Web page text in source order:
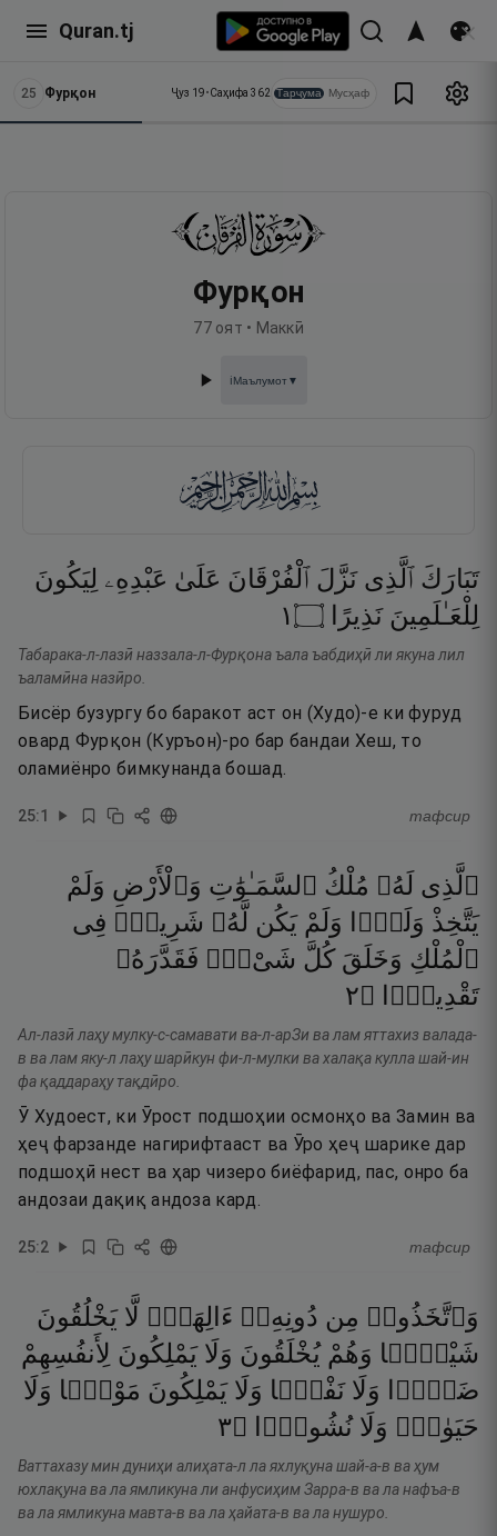
Quran.tj
25 Фурқон Ҷуз 19•Саҳифа 362 Тарҷума Мусҳаф
Фурқон
77оят • Маккӣ
ℹ️Маълумот▼
تَبَارَكَ ٱلَّذِى نَزَّلَ ٱلْفُرْقَانَ عَلَىٰ عَبْدِهِۦ لِيَكُونَ
لِلْعَـٰلَمِينَ نَذِيرًا ۝١
Табарака-л-лазӣ наззала-л-Фурқона ъала ъабдиҳӣ ли якуна лил
ъаламӣна назӣро.
Бисёр бузургу бо баракот аст он (Худо)-е ки фуруд
овард Фурқон (Куръон)-ро бар бандаи Хеш, то
оламиёнро бимкунанда бошад.
25:1 тафсир
ٱلَّذِى لَهُۥ مُلْكُ ٱلسَّمَـٰوَٰتِ وَٱلْأَرْضِ وَلَمْ
يَتَّخِذْ وَلَدًۭا وَلَمْ يَكُن لَّهُۥ شَرِيكٌۭ فِى
ٱلْمُلْكِ وَخَلَقَ كُلَّ شَىْءٍۢ فَقَدَّرَهُۥ
تَقْدِيرًۭا
۝٢
Ал-лазӣ лаҳу мулку-с-самавати ва-л-арЗи ва лам яттахиз валада-
в ва лам яку-л лаҳу шарӣкун фи-л-мулки ва халақа кулла шай-ин
фа қаддараҳу тақдӣро.
Ӯ Худоест, ки Ӯрост подшоҳии осмонҳо ва Замин ва
ҳеҷ фарзанде нагирифтааст ва Ӯро ҳеҷ шарике дар
подшоҳӣ нест ва ҳар чизеро биёфарид, пас, онро ба
андозаи дақиқ андоза кард.
25:2 тафсир
وَٱتَّخَذُوا۟ مِن دُونِهِۦٓ ءَالِهَةًۭ لَّا يَخْلُقُونَ
شَيْـًۭٔا وَهُمْ يُخْلَقُونَ وَلَا يَمْلِكُونَ لِأَنفُسِهِمْ
ضَرًّۭا
وَلَا نَفْعًۭا وَلَا يَمْلِكُونَ مَوْتًۭا وَلَا
حَيَوٰةًۭ وَلَا نُشُورًۭا ۝٣
Ваттахазу мин дуниҳи алиҳата-л ла яхлуқуна шай-а-в ва ҳум
юхлақуна ва ла ямликуна ли анфусиҳим Зарра-в ва ла нафъа-в
ва ла ямликуна мавта-в ва ла ҳайата-в ва ла нушуро.